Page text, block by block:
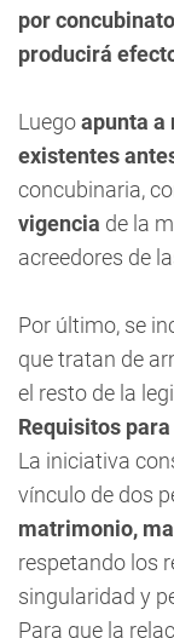
por
producirá
Luegoapunta a
existentes
concubinaria,
vigencia de la
acreedores de
Por último, se
que tratan de
el resto de la
Requisitos
La iniciativa
vínculo de dos
matrimonio,
respetando los
singularidad y
Para que la